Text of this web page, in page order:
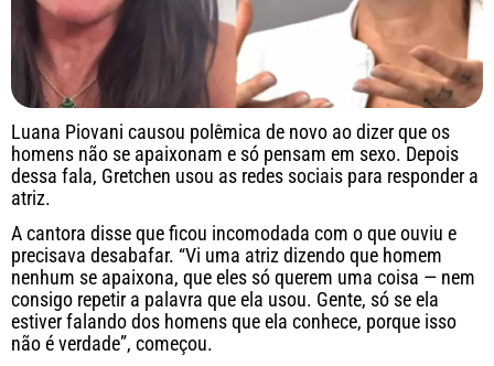
Luana Piovani causou polêmica de novo ao dizer que os
homens não se apaixonam e só pensam em sexo. Depois
dessa fala, Gretchen usou as redes sociais para responder a
atriz.
A cantora disse que ficou incomodada com o que ouviu e
precisava desabafar. “Vi uma atriz dizendo que homem
nenhum se apaixona, que eles só querem uma coisa — nem
consigo repetir a palavra que ela usou. Gente, só se ela
estiver falando dos homens que ela conhece, porque isso
não é verdade”, começou.